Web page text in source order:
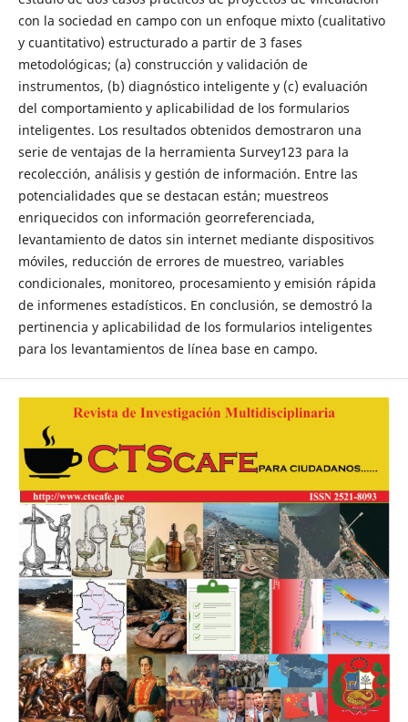
con la sociedad en campo con un enfoque mixto (cualitativo
y cuantitativo) estructurado a partir de 3 fases
metodológicas; (a) construcción y validación de
instrumentos, (b) diagnóstico inteligente y (c) evaluación
del comportamiento y aplicabilidad de los formularios
inteligentes. Los resultados obtenidos demostraron una
serie de ventajas de la herramienta Survey123 para la
recolección, análisis y gestión de información. Entre las
potencialidades que se destacan están; muestreos
enriquecidos con información georreferenciada,
levantamiento de datos sin internet mediante dispositivos
móviles, reducción de errores de muestreo, variables
condicionales, monitoreo, procesamiento y emisión rápida
de informenes estadísticos. En conclusión, se demostró la
pertinencia y aplicabilidad de los formularios inteligentes
para los levantamientos de línea base en campo.